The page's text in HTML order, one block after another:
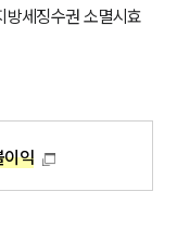
방세징수권 소멸시효
이익